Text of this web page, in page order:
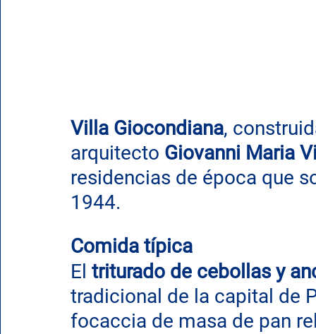
Villa Giocondiana,
arquitecto Giovanni Maria
residencias de época que
1944.
Comida típica
El triturado de cebollas y
tradicional de la capital de
focaccia de masa de pan